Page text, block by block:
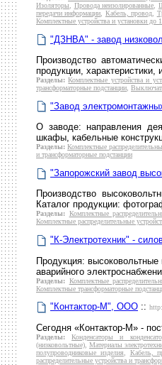
Изоляторы
Провода неизолированные
передачи информации
Кабель, провод
Комплектные устройства и установки до
"ДЗНВА" - завод
Производство
продукции,
Разделы: Комплектные устройства и
трансформаторные подстанции
"Завод
О заводе: направления
шкафы, кабельные
Разделы: Комплектные
и трансформаторные подстанции
"Запорожский завод
Производство
Каталог продукции:
Разделы: Комплектные
Комплектные распределительные
"К-Электротехник" -
Продукция:
аварийного
Разделы: Комплектные
Комплектные трансформаторные
"Контактор-М", ООО ::
Сегодня «Контактор-М» -
Разделы: Конденсаторы и
(низковольтные) ,Материалы
полупроводниковые изделия
Кабель,
распределительные устройства и